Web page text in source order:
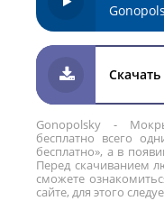
Gonopolsky -
бесплатно всего
бесплатно», а в
Перед скачиванием
сможете
сайте, для этого